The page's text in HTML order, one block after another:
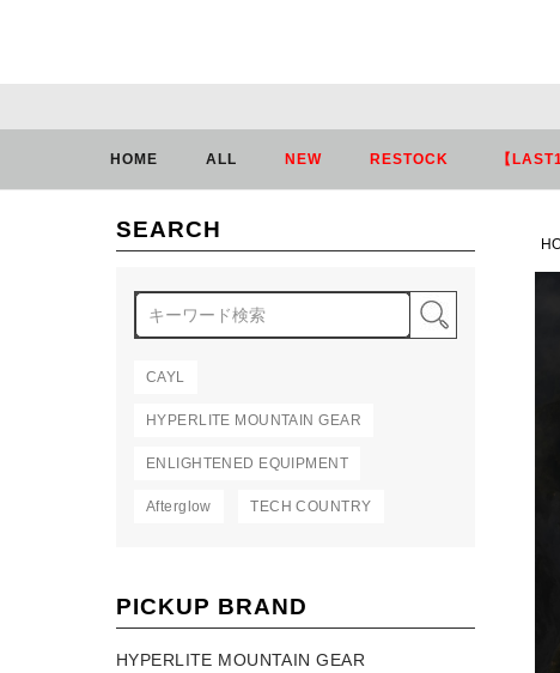
HOME ALL NEW RESTOCK 【
SEARCH
CAYL
HYPERLITE MOUNTAIN GEAR
ENLIGHTENED EQUIPMENT
Afterglow TECH COUNTRY
PICKUP BRAND
HYPERLITE MOUNTAIN GEAR